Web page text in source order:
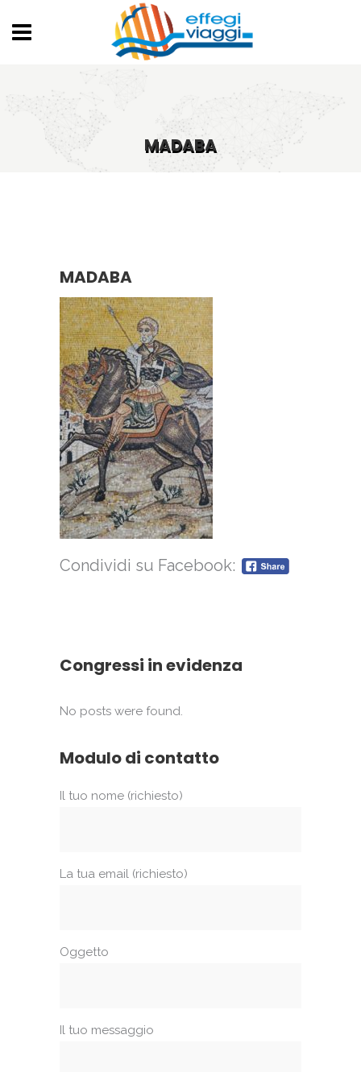
MADABA
MADABA
Condividi su Facebook:
Congressi in evidenza
No posts were found.
Modulo di contatto
Il tuo nome (richiesto)
La tua email (richiesto)
Oggetto
Il tuo messaggio